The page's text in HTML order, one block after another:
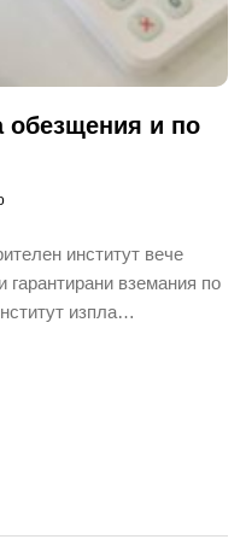
и по
институт вече
вземания по
изпла…